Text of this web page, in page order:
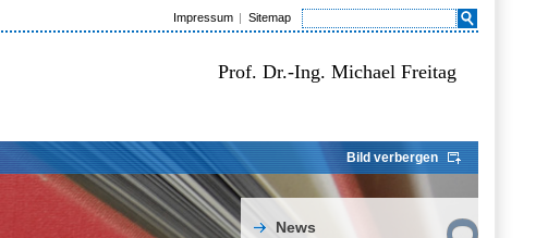
Impressum Sitemap
Prof. Dr.-Ing. Michael Freitag
Bild verbergen
News